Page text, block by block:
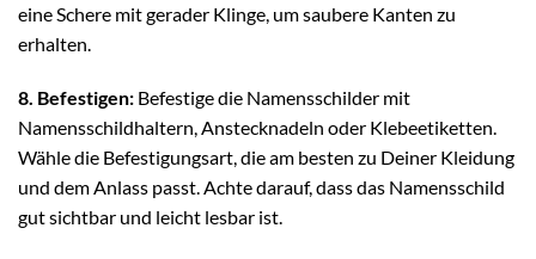
eine Schere mit gerader Klinge, um saubere Kanten zu
erhalten.
8. Befestigen: Befestige die Namensschilder mit
Namensschildhaltern, Anstecknadeln oder Klebeetiketten.
Wähle die Befestigungsart, die am besten zu Deiner Kleidung
und dem Anlass passt. Achte darauf, dass das Namensschild
gut sichtbar und leicht lesbar ist.